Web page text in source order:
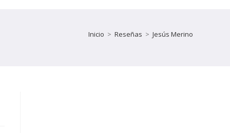
Inicio > Reseñas > Jesús Merino